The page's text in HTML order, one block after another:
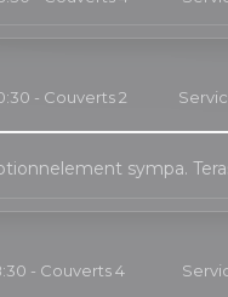
- Couverts 2
sympa.
- Couverts 4